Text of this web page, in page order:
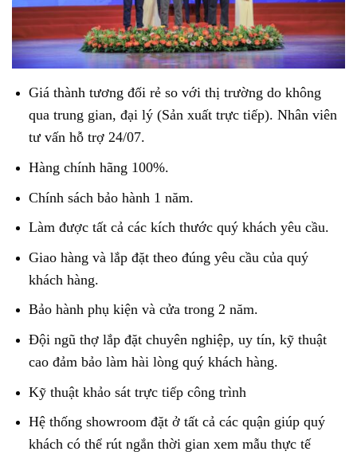
Giá thành tương đối rẻ so với thị trường do không
qua trung gian, đại lý (Sản xuất trực tiếp). Nhân viên
tư vấn hỗ trợ 24/07.
Hàng chính hãng 100%.
Chính sách bảo hành 1 năm.
Làm được tất cả các kích thước quý khách yêu cầu.
Giao hàng và lắp đặt theo đúng yêu cầu của quý
khách hàng.
Bảo hành phụ kiện và cửa trong 2 năm.
Đội ngũ thợ lắp đặt chuyên nghiệp, uy tín, kỹ thuật
cao đảm bảo làm hài lòng quý khách hàng.
Kỹ thuật khảo sát trực tiếp công trình
Hệ thống showroom đặt ở tất cả các quận giúp quý
khách có thể rút ngắn thời gian xem mẫu thực tế